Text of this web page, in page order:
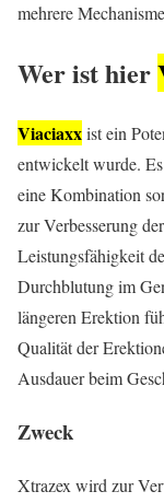
mehrere
Wer ist hier
Viaciaxxist ein
entwickelt wurde.
eine Kombination
zur Verbesserung
Leistungsfähigkeit
Durchblutung im
längeren Erektion
Qualität der
Ausdauer beim
Zweck
Xtrazex wird zur